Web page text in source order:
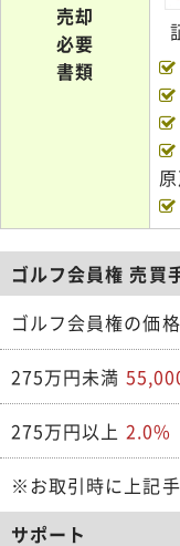
売却
必要
書類
ゴルフ会員権 売買
ゴルフ会員権の価
275万円未満
275万円以上 2.0%
※お取引時に上記手
サポート